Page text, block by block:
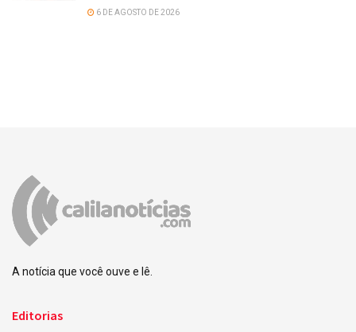
6 DE AGOSTO DE 2026
A notícia que você ouve e lê.
Editorias